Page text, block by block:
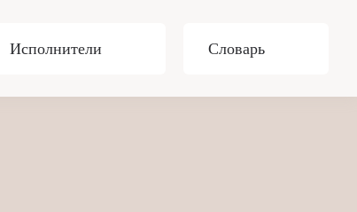
Исполнители Словарь